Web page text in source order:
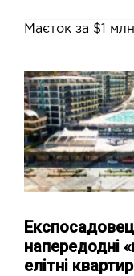
Маєток за $1
напередодні
елітні